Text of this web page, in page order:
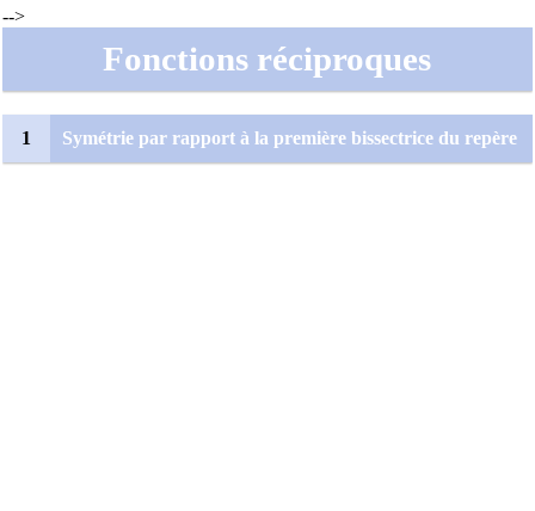
-->
Fonctions réciproques
1 Symétrie par rapport à la première bissectrice du repère